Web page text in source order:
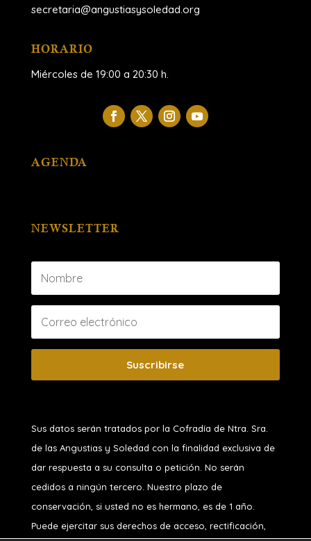
secretaria@angustiasysoledad.org
HORARIO
Miércoles de 19:00 a 20:30 h.
AGENDA
NEWSLETTER
Suscribirse
Sus datos serán tratados por la Cofradía de Ntra. Sra.
de las Angustias y Soledad con la finalidad exclusiva de
dar respuesta a su consulta o petición. No serán
cedidos a ningún tercero. Nuestro plazo de
conservación, si usted no es hermano, es de 1 año.
Puede ejercitar sus derechos de acceso, rectificación,